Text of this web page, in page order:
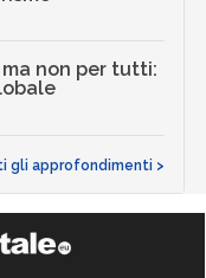
ma non per tutti:
gli approfondimenti >